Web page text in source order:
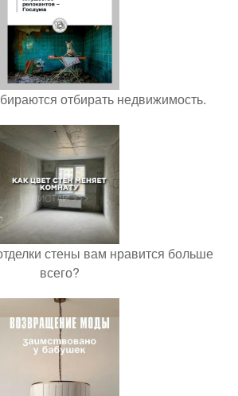
отбирать недвижимость.
стены вам нравится больше
всего?